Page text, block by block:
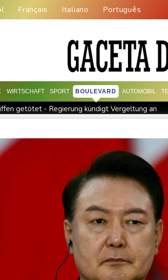
Français Italiano Português
WIRTSCHAFT SPORT BOULEVARD AUTOMOBIL
getötet - Regierung kündigt Vergeltung an
zu Sprengstoff-Drohne in Leipzig
gibt Trennung von Regisseur Benchetrit
Synchron-Bronze